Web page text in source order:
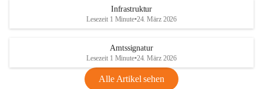
Infrastruktur
Lesezeit 1 Minute•24. März 2026
Amtssignatur
Lesezeit 1 Minute•24. März 2026
Alle Artikel sehen